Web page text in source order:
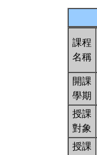
課程
名稱
開課
學期
授課
對象
授課